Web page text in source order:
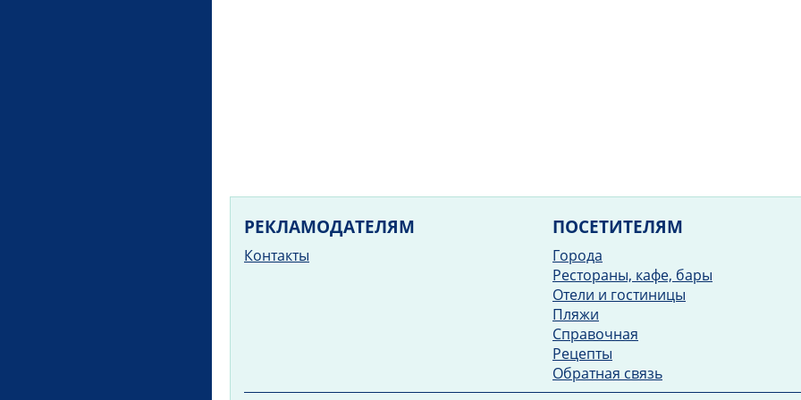
РЕКЛАМОДАТЕЛЯМ
Контакты
ПОСЕТИТЕЛЯМ
Города
Рестораны, кафе, бары
Отели и гостиницы
Пляжи
Справочная
Рецепты
Обратная связь